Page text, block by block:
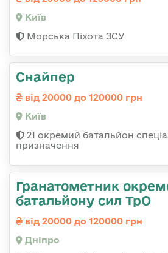
Київ
Морська Піхота ЗСУ
Снайпер
від 20000 до 120000 грн
Київ
21 окремий батальйон
призначення
Гранатометник
батальйону сил ТрО
від 20000 до 120000 грн
Дніпро